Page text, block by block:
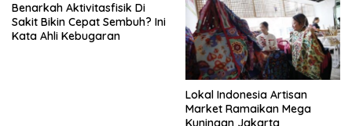
Benarkah Aktivitasfisik Di
Sakit Bikin Cepat Sembuh? Ini
Kata Ahli Kebugaran
Lokal Indonesia Artisan
Market Ramaikan Mega
Kuningan Jakarta